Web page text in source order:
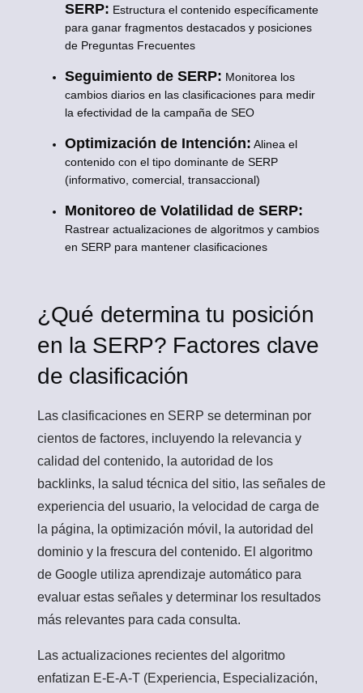
SERP: Estructura el contenido específicamente
para ganar fragmentos destacados y posiciones
de Preguntas Frecuentes
Seguimiento de SERP: Monitorea los
cambios diarios en las clasificaciones para medir
la efectividad de la campaña de SEO
Optimización de Intención: Alinea el
contenido con el tipo dominante de SERP
(informativo, comercial, transaccional)
Monitoreo de Volatilidad de SERP:
Rastrear actualizaciones de algoritmos y cambios
en SERP para mantener clasificaciones
¿Qué determina tu posición
en la SERP? Factores clave
de clasificación
Las clasificaciones en SERP se determinan por
cientos de factores, incluyendo la relevancia y
calidad del contenido, la autoridad de los
backlinks, la salud técnica del sitio, las señales de
experiencia del usuario, la velocidad de carga de
la página, la optimización móvil, la autoridad del
dominio y la frescura del contenido. El algoritmo
de Google utiliza aprendizaje automático para
evaluar estas señales y determinar los resultados
más relevantes para cada consulta.
Las actualizaciones recientes del algoritmo
enfatizan E-E-A-T (Experiencia, Especialización,